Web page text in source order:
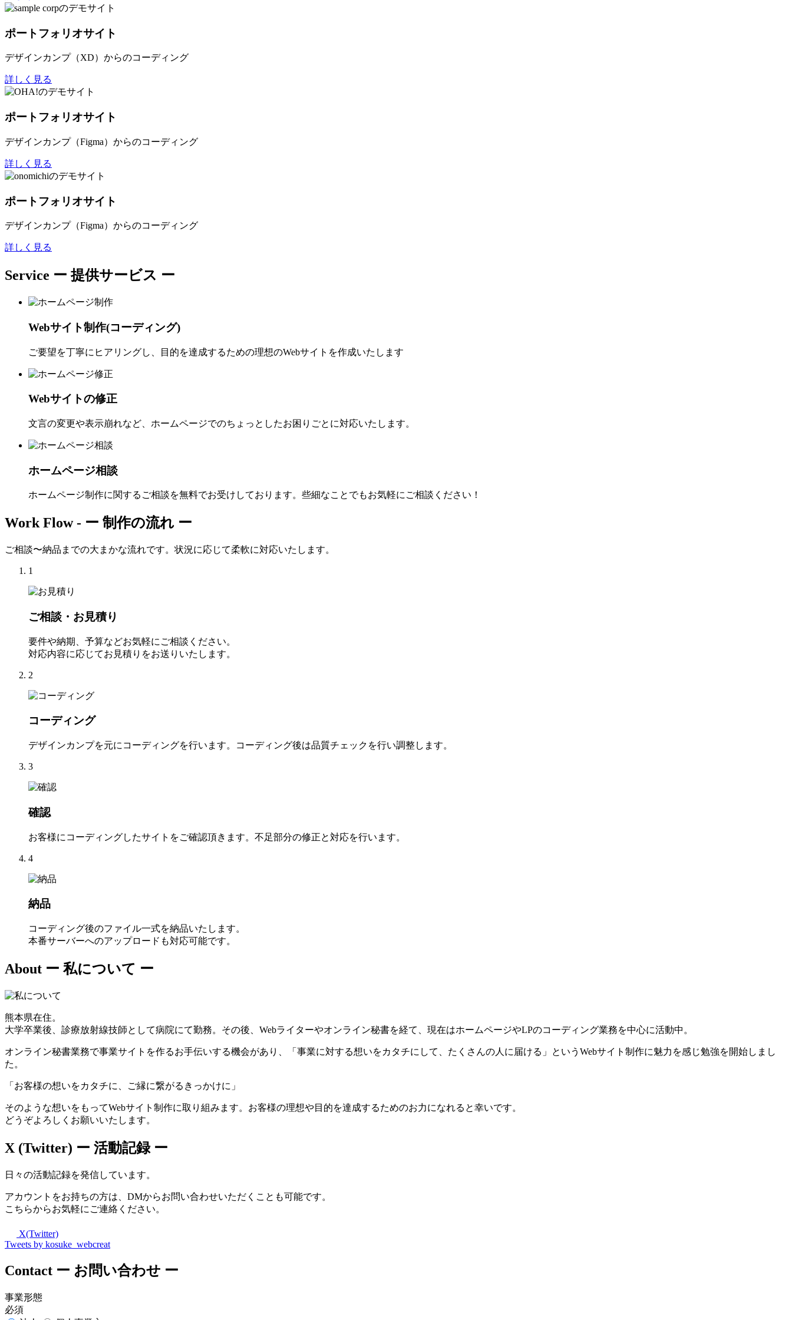
ポートフォリオサイト
デザインカンプ（XD）からのコーディング
詳しく見る
ポートフォリオサイト
デザインカンプ（Figma）からのコーディング
詳しく見る
ポートフォリオサイト
デザインカンプ（Figma）からのコーディング
詳しく見る
Service ー 提供サービス ー
Webサイト制作(コーディング)
ご要望を丁寧にヒアリングし、目的を達成するための理想のWebサイトを作成いたします
Webサイトの修正
文言の変更や表示崩れなど、ホームページでのちょっとしたお困りごとに対応いたします。
ホームページ相談
ホームページ制作に関するご相談を無料でお受けしております。些細なことでもお気軽にご相談ください！
Work Flow - ー 制作の流れ ー
ご相談〜納品までの大まかな流れです。状況に応じて柔軟に対応いたします。
1
ご相談・お見積り
要件や納期、予算などお気軽にご相談ください。
対応内容に応じてお見積りをお送りいたします。
2
コーディング
デザインカンプを元にコーディングを行います。コーディング後は品質チェックを行い調整します。
3
確認
お客様にコーディングしたサイトをご確認頂きます。不足部分の修正と対応を行います。
4
納品
コーディング後のファイル一式を納品いたします。
本番サーバーへのアップロードも対応可能です。
About ー 私について ー
熊本県在住。
大学卒業後、診療放射線技師として病院にて勤務。その後、Webライターやオンライン秘書を経て、現在はホームページやLPのコーディング業務を中心に活動中。
オンライン秘書業務で事業サイトを作るお手伝いする機会があり、「事業に対する想いをカタチにして、たくさんの人に届ける」というWebサイト制作に魅力を感じ勉強を開始しまし
た。
「お客様の想いをカタチに、ご縁に繋がるきっかけに」
そのような想いをもってWebサイト制作に取り組みます。お客様の理想や目的を達成するためのお力になれると幸いです。
どうぞよろしくお願いいたします。
X (Twitter) ー 活動記録 ー
日々の活動記録を発信しています。
アカウントをお持ちの方は、DMからお問い合わせいただくことも可能です。
こちらからお気軽にご連絡ください。
X(Twitter)
Tweets by kosuke_webcreat
Contact ー お問い合わせ ー
事業形態
必須